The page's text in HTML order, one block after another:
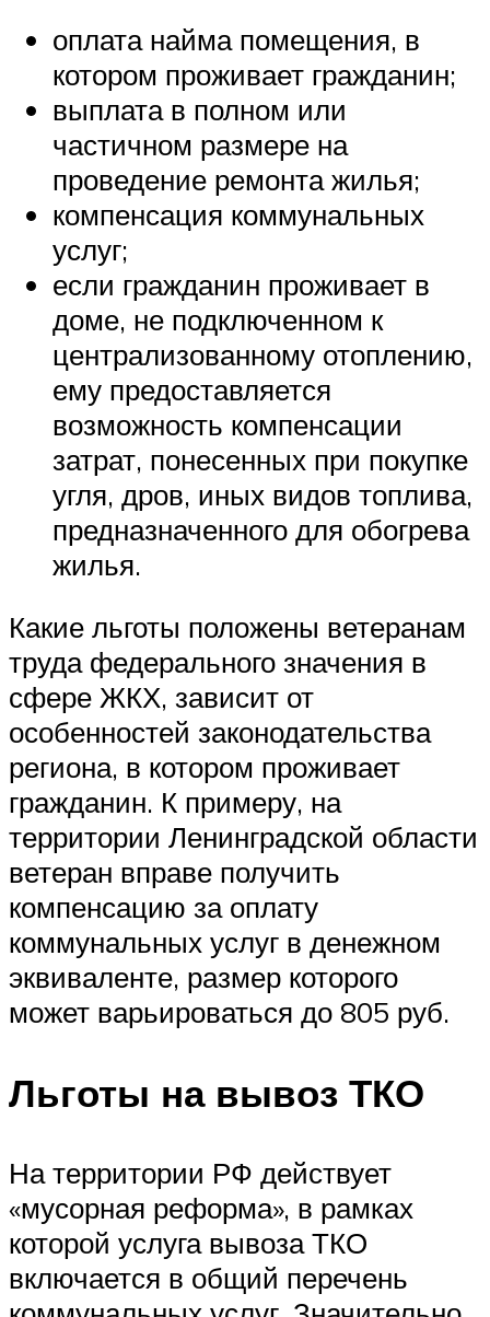
оплата найма помещения, в
котором проживает гражданин;
выплата в полном или
частичном размере на
проведение ремонта жилья;
компенсация коммунальных
услуг;
если гражданин проживает в
доме, не подключенном к
централизованному отоплению,
ему предоставляется
возможность компенсации
затрат, понесенных при покупке
угля, дров, иных видов топлива,
предназначенного для обогрева
жилья.
Какие льготы положены ветеранам
труда федерального значения в
сфере ЖКХ, зависит от
особенностей законодательства
региона, в котором проживает
гражданин. К примеру, на
территории Ленинградской области
ветеран вправе получить
компенсацию за оплату
коммунальных услуг в денежном
эквиваленте, размер которого
может варьироваться до 805 руб.
Льготы на вывоз ТКО
На территории РФ действует
«мусорная реформа», в рамках
которой услуга вывоза ТКО
включается в общий перечень